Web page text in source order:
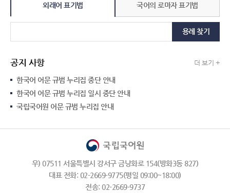
외래어 표기법 국어의 로마자 표기법
용례 찾기
공지 사항 더 보기 +
한국어 어문 규범 누리집 중단 안내
한국어 어문 규범 누리집 일시 중단 안내
국립국어원 어문 규범 누리집 안내
우) 07511 서울특별시 강서구 금낭화로 154(방화3동 827)
대표 전화: 02-2669-9775(평일 09:00~18:00)
전송: 02-2669-9737